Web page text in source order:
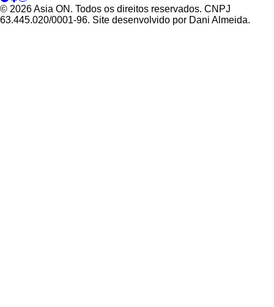
© 2026 Asia ON. Todos os direitos reservados. CNPJ
63.445.020/0001-96. Site desenvolvido por Dani Almeida.